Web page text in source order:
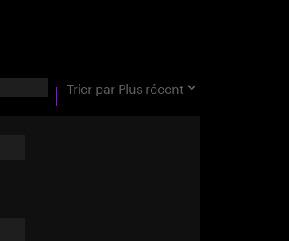
Trier par Plus récent